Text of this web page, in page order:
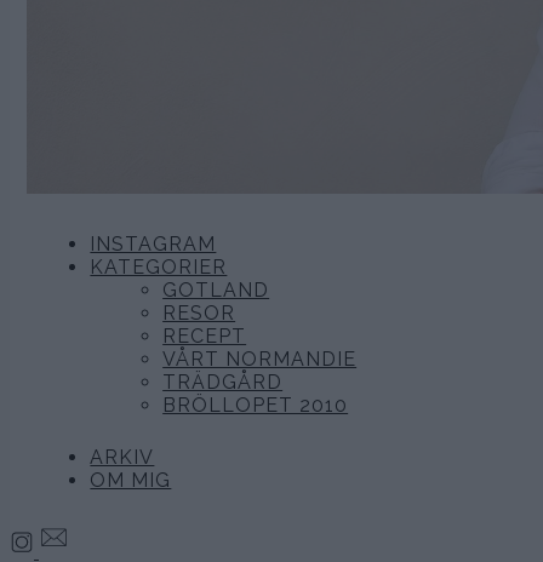
INSTAGRAM
KATEGORIER
GOTLAND
RESOR
RECEPT
VÅRT NORMANDIE
TRÄDGÅRD
BRÖLLOPET 2010
ARKIV
OM MIG